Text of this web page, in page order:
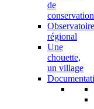
de
conservation
Observatoire
régional
Une
chouette,
un village